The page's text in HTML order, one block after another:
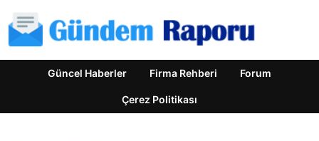
Güncel Haberler Firma Rehberi Forum
Çerez Politikası